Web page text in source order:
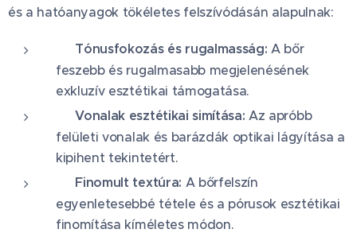
és a hatóanyagok tökéletes felszívódásán alapulnak:
✨ Tónusfokozás és rugalmasság: A bőr
feszebb és rugalmasabb megjelenésének
exkluzív esztétikai támogatása.
📉 Vonalak esztétikai simítása: Az apróbb
felületi vonalak és barázdák optikai lágyítása a
kipihent tekintetért.
🌿 Finomult textúra: A bőrfelszín
egyenletesebbé tétele és a pórusok esztétikai
finomítása kíméletes módon.